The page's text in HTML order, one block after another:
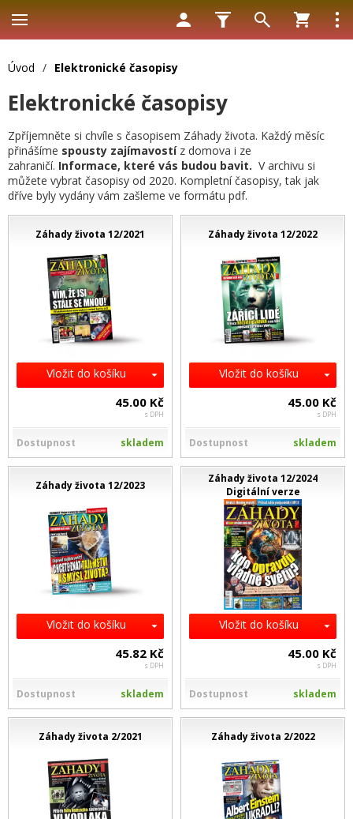
Úvod / Elektronické časopisy
Elektronické časopisy
Zpříjemněte si chvíle s časopisem Záhady života. Každý měsíc
přinášíme spousty zajímavostíz domova i ze
zahraničí. Informace, které vás budou bavit. V archivu si
můžete vybrat časopisy od 2020. Kompletní časopisy, tak jak
dříve byly vydány vám zašleme ve formátu pdf.
Záhady života 12/2021
Vložit do košíku
45.00 Kč
s DPH
Dostupnost skladem
Záhady života 12/2022
Vložit do košíku
45.00 Kč
s DPH
Dostupnost skladem
Záhady života 12/2023
Vložit do košíku
45.82 Kč
s DPH
Dostupnost skladem
Záhady života 12/2024
Digitální verze
Vložit do košíku
45.00 Kč
s DPH
Dostupnost skladem
Záhady života 2/2021 Záhady života 2/2022